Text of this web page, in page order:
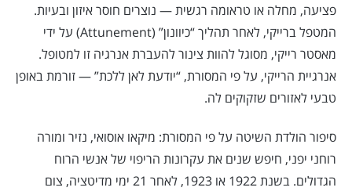
פציעה, מחלה או טראומה רגשית — נוצרים חוסר איזון ובעיות.
המטפל ברייקי, לאחר תהליך “כיוונון” (Attunement) על ידי
מאסטר רייקי, מסוגל להוות צינור להעברת אנרגיה זו למטופל.
אנרגיית הרייקי, על פי המסורת, “יודעת לאן ללכת” — זורמת באופן
טבעי לאזורים שזקוקים לה.
סיפור הולדת השיטה על פי המסורת: מיקאו אוסואי, נזיר ומורה
רוחני יפני, חיפש שנים את עקרונות הריפוי של אנשי הרוח
הגדולים. בשנת 1922 או 1923, לאחר 21 ימי מדיטציה, צום